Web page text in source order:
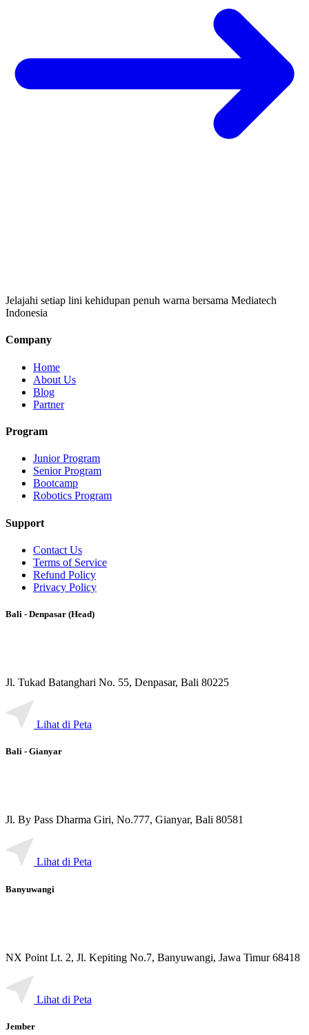
Jelajahi setiap lini kehidupan penuh warna bersama Mediatech
Indonesia
Company
Home
About Us
Blog
Partner
Program
Junior Program
Senior Program
Bootcamp
Robotics Program
Support
Contact Us
Terms of Service
Refund Policy
Privacy Policy
Bali - Denpasar (Head)
Jl. Tukad Batanghari No. 55, Denpasar, Bali 80225
Lihat di Peta
Bali - Gianyar
Jl. By Pass Dharma Giri, No.777, Gianyar, Bali 80581
Lihat di Peta
Banyuwangi
NX Point Lt. 2, Jl. Kepiting No.7, Banyuwangi, Jawa Timur 68418
Lihat di Peta
Jember